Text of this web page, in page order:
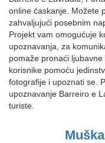
online ćaskanje. Možete
zahvaljujući posebnim
Projekt vam omogućuje
upoznavanja, za
pomaže pronaći
korisnike pomoću
fotografije i upoznati se.
upoznavanje Barreiro e
turiste.